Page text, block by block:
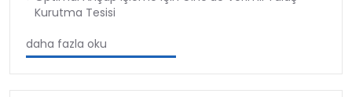
Kurutma Tesisi
daha fazla oku